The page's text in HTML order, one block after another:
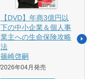
【DVD】年商3億円以
下の中小企業＆個人事
業主への生命保険攻略
法
篠崎啓嗣
2026年04月発売